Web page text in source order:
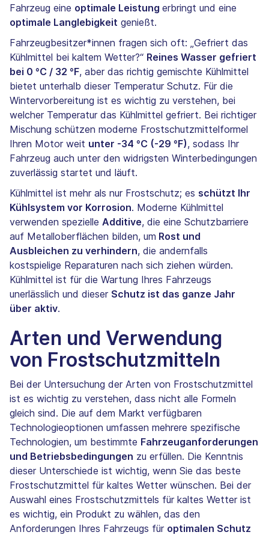
Fahrzeug eine optimale Leistung erbringt und eine
optimale Langlebigkeit genießt.
Fahrzeugbesitzer*innen fragen sich oft: „Gefriert das
Kühlmittel bei kaltem Wetter?“ Reines Wasser gefriert
bei 0 °C / 32 °F, aber das richtig gemischte Kühlmittel
bietet unterhalb dieser Temperatur Schutz. Für die
Wintervorbereitung ist es wichtig zu verstehen, bei
welcher Temperatur das Kühlmittel gefriert. Bei richtiger
Mischung schützen moderne Frostschutzmittelformel
Ihren Motor weit unter -34 °C (-29 °F), sodass Ihr
Fahrzeug auch unter den widrigsten Winterbedingungen
zuverlässig startet und läuft.
Kühlmittel ist mehr als nur Frostschutz; es schützt Ihr
Kühlsystem vor Korrosion. Moderne Kühlmittel
verwenden spezielle Additive, die eine Schutzbarriere
auf Metalloberflächen bilden, um Rost und
Ausbleichen zu verhindern, die andernfalls
kostspielige Reparaturen nach sich ziehen würden.
Kühlmittel ist für die Wartung Ihres Fahrzeugs
unerlässlich und dieser Schutz ist das ganze Jahr
über aktiv.
Arten und Verwendung
von Frostschutzmitteln
Bei der Untersuchung der Arten von Frostschutzmittel
ist es wichtig zu verstehen, dass nicht alle Formeln
gleich sind. Die auf dem Markt verfügbaren
Technologieoptionen umfassen mehrere spezifische
Technologien, um bestimmte Fahrzeuganforderungen
und Betriebsbedingungen zu erfüllen. Die Kenntnis
dieser Unterschiede ist wichtig, wenn Sie das beste
Frostschutzmittel für kaltes Wetter wünschen. Bei der
Auswahl eines Frostschutzmittels für kaltes Wetter ist
es wichtig, ein Produkt zu wählen, das den
Anforderungen Ihres Fahrzeugs für optimalen Schutz